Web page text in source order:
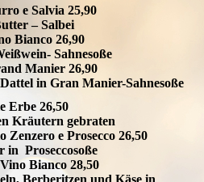
e Salvia 25,90
– Salbei
Bianco 26,90
Sahnesoße
Manier 26,90
in Gran Manier-Sahnesoße
Erbe 26,50
Kräutern gebraten
Zenzero e Prosecco 26,50
in Proseccosoße
Bianco 28,50
Berberitzen und Käse in